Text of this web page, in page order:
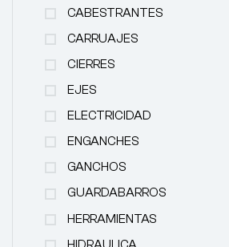
CABESTRANTES
CARRUAJES
CIERRES
EJES
ELECTRICIDAD
ENGANCHES
GANCHOS
GUARDABARROS
HERRAMIENTAS